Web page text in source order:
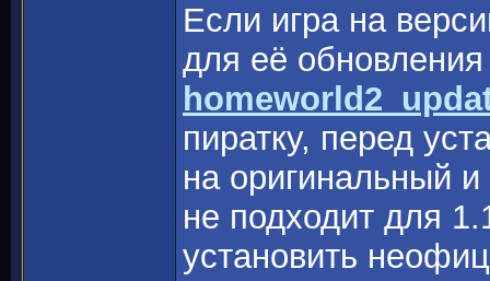
Если игра на
для её
пиратку, перед
на оригинальный
не подходит для
установить